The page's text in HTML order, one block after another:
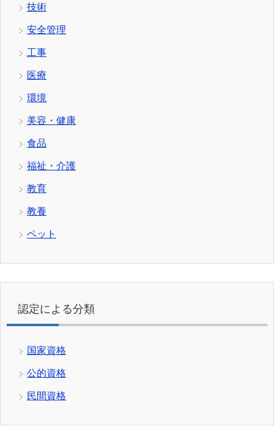
技術
安全管理
工事
医療
環境
美容・健康
食品
福祉・介護
教育
教養
ペット
認定による分類
国家資格
公的資格
民間資格